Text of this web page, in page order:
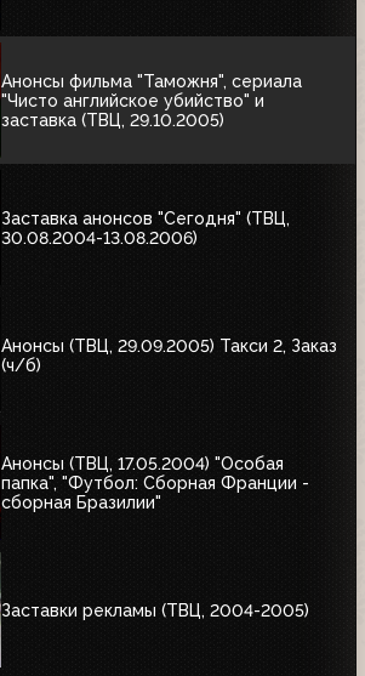
Анонсы фильма "Таможня", сериала
"Чисто английское убийство" и
заставка (ТВЦ, 29.10.2005)
Заставка анонсов "Сегодня" (ТВЦ,
30.08.2004-13.08.2006)
Анонсы (ТВЦ, 29.09.2005) Такси 2, Заказ
(ч/б)
Анонсы (ТВЦ, 17.05.2004) "Особая
папка", "Футбол: Сборная Франции -
сборная Бразилии"
Заставки рекламы (ТВЦ, 2004-2005)